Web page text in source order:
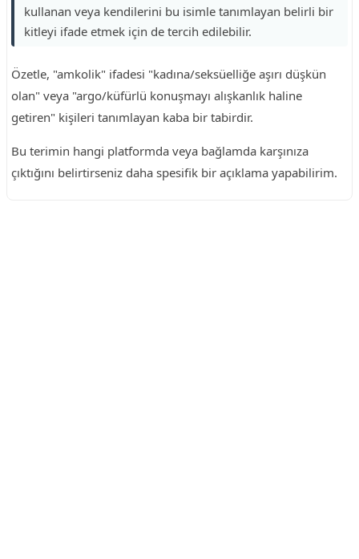
kullanan veya kendilerini bu isimle tanımlayan belirli bir
kitleyi ifade etmek için de tercih edilebilir.
Özetle, "amkolik" ifadesi "kadına/seksüelliğe aşırı düşkün
olan" veya "argo/küfürlü konuşmayı alışkanlık haline
getiren" kişileri tanımlayan kaba bir tabirdir.
Bu terimin hangi platformda veya bağlamda karşınıza
çıktığını belirtirseniz daha spesifik bir açıklama yapabilirim.